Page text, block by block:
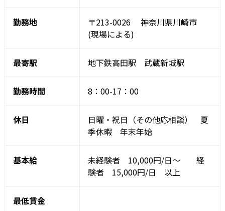
勤務地 〒213-0026
神奈川県川崎市
(現場による)
最寄駅 地下鉄高田駅 武蔵新城駅
勤務時間 8：00-17：00
休日
日曜・祝日（その他応相談） 夏
季休暇 年末年始
基本給
未経験者 10,000円/日～ 経
験者 15,000円/日 以上
最低賃金